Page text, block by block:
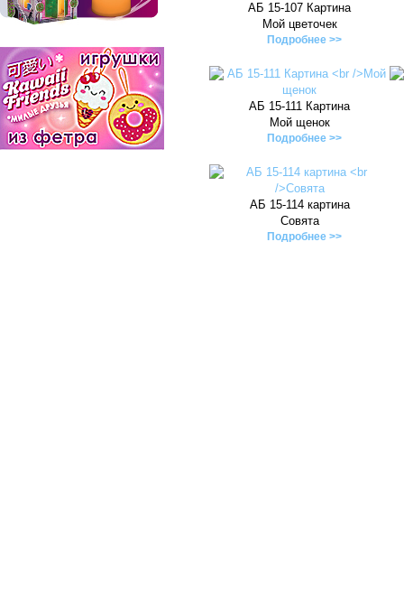
АБ 15-107 Картина
Мой цветочек
Подробнее >>
АБ 15-111 Картина
Мой щенок
Подробнее >>
АБ 15-114 картина
Совята
Подробнее >>